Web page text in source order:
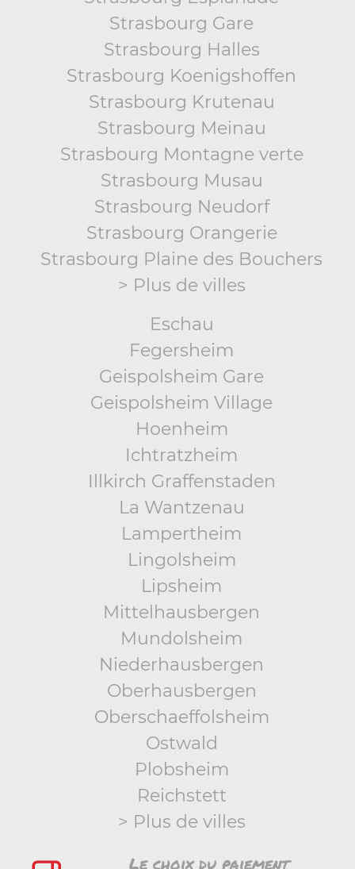
Strasbourg Gare
Strasbourg Halles
Strasbourg Koenigshoffen
Strasbourg Krutenau
Strasbourg Meinau
Strasbourg Montagne verte
Strasbourg Musau
Strasbourg Neudorf
Strasbourg Orangerie
Strasbourg Plaine des Bouchers
> Plus de villes
Eschau
Fegersheim
Geispolsheim Gare
Geispolsheim Village
Hoenheim
Ichtratzheim
Illkirch Graffenstaden
La Wantzenau
Lampertheim
Lingolsheim
Lipsheim
Mittelhausbergen
Mundolsheim
Niederhausbergen
Oberhausbergen
Oberschaeffolsheim
Ostwald
Plobsheim
Reichstett
> Plus de villes
Le choix du paiement